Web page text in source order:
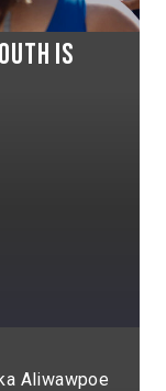
is
Aliwawpoe